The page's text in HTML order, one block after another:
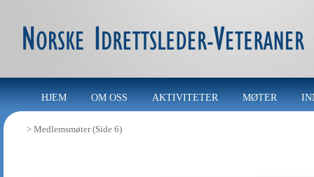
HJEM OM OSS AKTIVITETER MØTER
> Medlemsmøter(Side 6)